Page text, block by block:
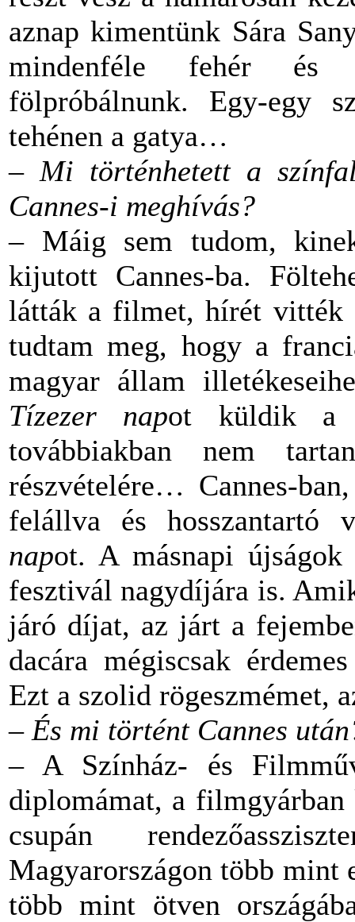
aznap kimentünk Sára
mindenféle fehér és
fölpróbálnunk. Egy-egy
tehénen a gatya…
– Mi történhetett a
Cannes-i meghívás?
– Máig sem tudom,
kijutott Cannes-ba.
látták a filmet, hírét vitték
tudtam meg, hogy a
magyar állam
Tízezer napot küldik a
továbbiakban nem
részvételére… Cannes-
felállva és hosszantartó
napot. A másnapi
fesztivál nagydíjára is.
járó díjat, az járt a
dacára mégiscsak
Ezt a szolid rögeszmémet,
– És mi történt Cannes
– A Színház- és
diplomámat, a filmgyárban
csupán
Magyarországon több
több mint ötven